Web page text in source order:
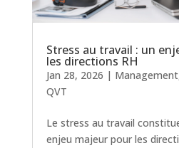
Stress au travail : un
les directions RH
Jan 28, 2026 | Management
QVT
Le stress au travail
enjeu majeur pour les